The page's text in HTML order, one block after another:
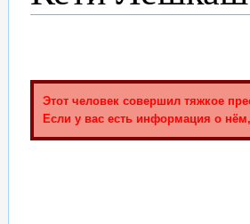
навигации
поиску
Этот человек совершил тяжкое
Если у вас есть информация о